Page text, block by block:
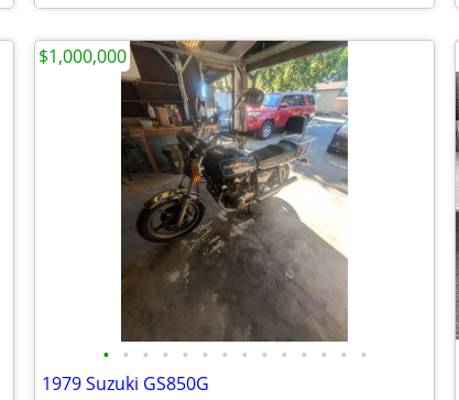
• • • • • • • • • • • • • •
1979 Suzuki GS850G
$1,000,000